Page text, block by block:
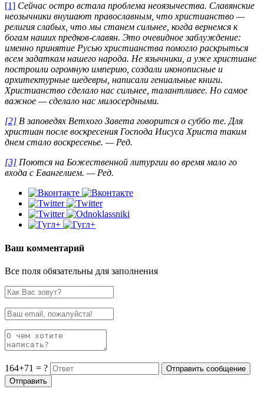
[1] Сейчас остро встала проблема неоязычества. Славянские
неозычники внушают православным, что христианство —
религия слабых, что мы станем сильнее, когда вернемся к
богам наших предков-славян. Это очевидное заблуждение:
именно принятие Русью христианства помогло раскрыться
всем задаткам нашего народа. Не язычники, а уже христиане
построили огромную империю, создали иконописные и
архитектурные шедевры, написали гениальные книги.
Христианство сделало нас сильнее, талантливее. Но самое
важное — сделало нас милосердными.
[2] В заповедях Ветхого Завета говорится о суббо те. Для
христиан после воскресения Господа Иисуса Христа таким
днем стало воскресенье. — Ред.
[3] Поются на Божественной литургии во время мало го
входа с Евангелием. — Ред.
Ваш комментарий
Все поля обязательны для заполнения
164+71 = ?